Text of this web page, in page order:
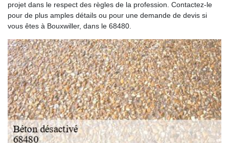
projet dans le respect des règles de la profession. Contactez-le
pour de plus amples détails ou pour une demande de devis si
vous êtes à Bouxwiller, dans le 68480.